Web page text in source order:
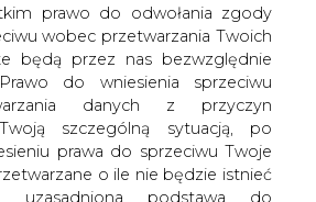
prawo do odwołania zgody
wobec przetwarzania Twoich
będą przez nas bezwzględnie
do wniesienia sprzeciwu
danych z przyczyn
szczególną sytuacją, po
prawa do sprzeciwu Twoje
o ile nie będzie istnieć
uzasadniona podstawa do
Lotos spółka
podpisała z
dwie umowy
sumę 150 mln zł,
Lotos w czwartek. Środki
na sfinansowanie